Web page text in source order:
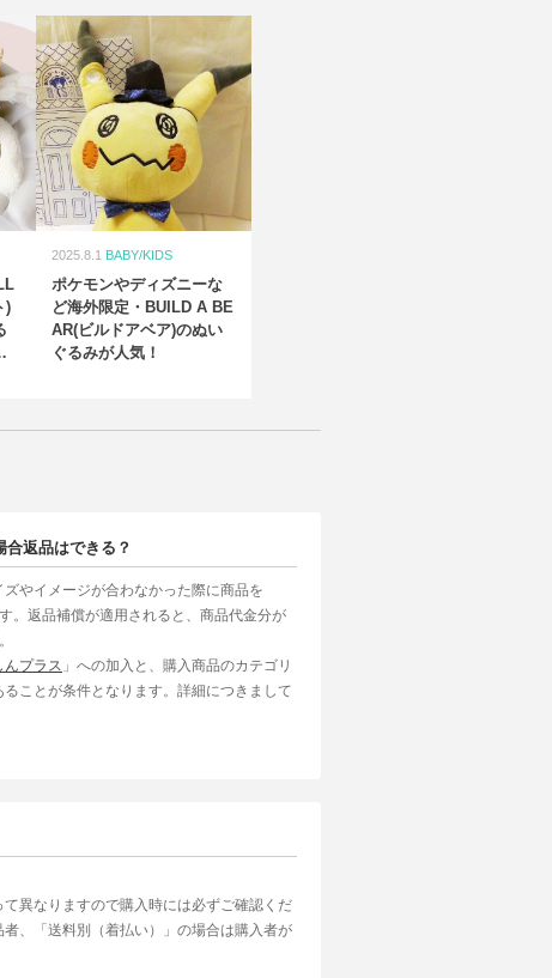
)
2025.8.1 BABY/KIDS
ポケモンやディズニーな
ど海外限定・BUILD A BE
AR(ビルドアベア)のぬい
ぐるみが人気！
返品はできる？
ズやイメージが合わなかった際に商品を
。返品補償が適用されると、商品代金分が
んプラス 」への加入と、購入商品のカテゴリ
ことが条件となります。詳細につきまして
異なりますので購入時には必ずご確認くだ
、「送料別（着払い）」の場合は購入者が